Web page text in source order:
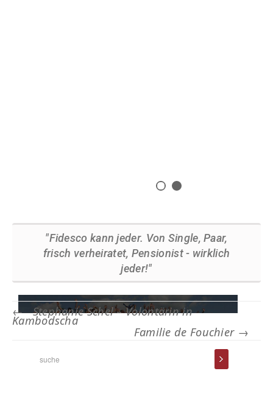
"Fidesco kann jeder. Von Single, Paar,
frisch verheiratet, Pensionist - wirklich
jeder!"
← Stephanie Schel – Volontärin in
Kambodscha
Familie de Fouchier →